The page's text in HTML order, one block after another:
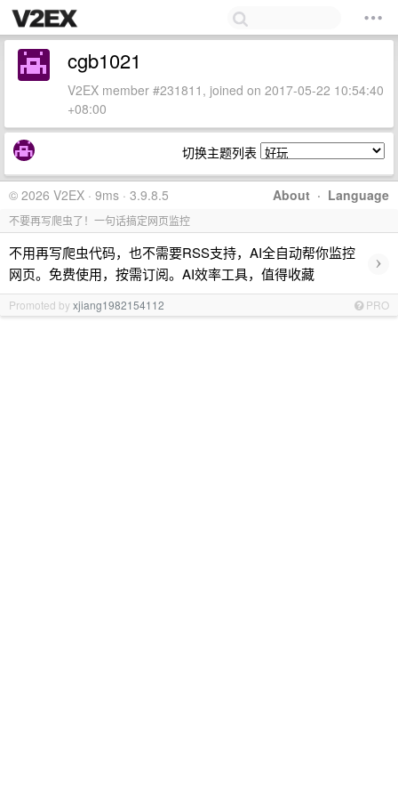
cgb1021
V2EX member #231811, joined on 2017-05-22 10:54:40
+08:00
切换主题列表
About · Language
© 2026 V2EX · 9ms · 3.9.8.5
不要再写爬虫了！一句话搞定网页监控
不用再写爬虫代码，也不需要RSS支持，AI全自动帮你监控
网页。免费使用，按需订阅。AI效率工具，值得收藏
›
Promoted byxjiang1982154112 PRO